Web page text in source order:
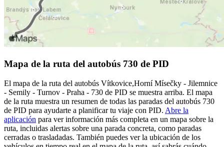
Mapa de la ruta del autobús 730 de PID
El mapa de la ruta del autobús Vítkovice,Horní Mísečky - Jilemnice
- Semily - Turnov - Praha - 730 de PID se muestra arriba. El mapa
de la ruta muestra un resumen de todas las paradas del autobús 730
de PID para ayudarte a planificar tu viaje con PID. Abre la
aplicación para ver información más completa en un mapa sobre la
ruta, incluidas alertas sobre una parada concreta, como paradas
cerradas o trasladadas. También puedes ver la ubicación de los